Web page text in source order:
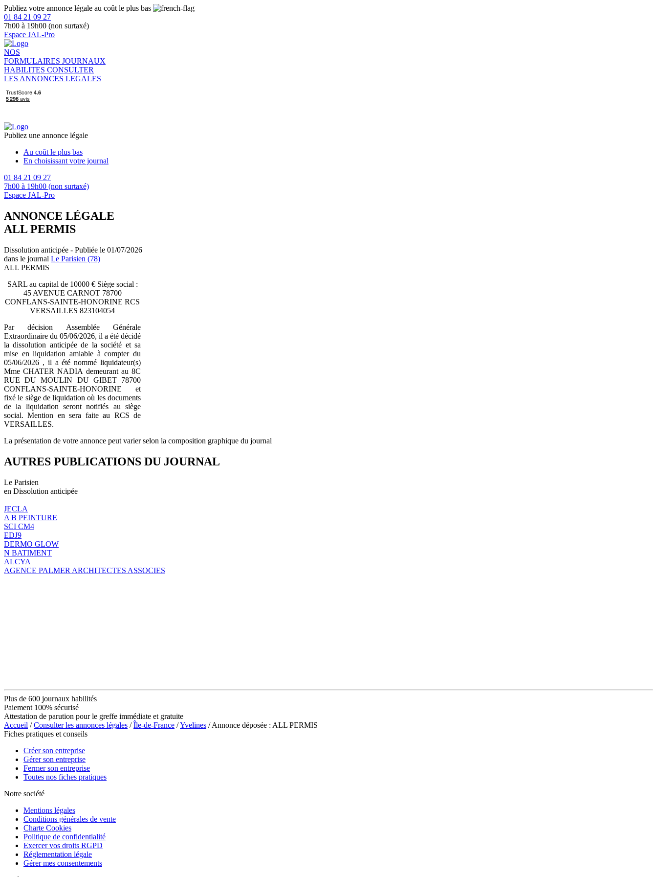
Publiez votre annonce légale au coût le plus bas
01 84 21 09 27
7h00 à 19h00 (non surtaxé)
Espace JAL-Pro
NOS
FORMULAIRES JOURNAUX
HABILITES CONSULTER
LES ANNONCES LEGALES
Publiez une annonce légale
Au coût le plus bas
En choisissant votre journal
01 84 21 09 27
7h00 à 19h00 (non surtaxé)
Espace JAL-Pro
ANNONCE LÉGALE
ALL PERMIS
Dissolution anticipée - Publiée le 01/07/2026
dans le journal Le Parisien (78)
ALL PERMIS
SARL au capital de 10000 € Siège social :
45 AVENUE CARNOT 78700
CONFLANS-SAINTE-HONORINE RCS
VERSAILLES 823104054
Par décision Assemblée Générale
Extraordinaire du 05/06/2026, il a été décidé
la dissolution anticipée de la société et sa
mise en liquidation amiable à compter du
05/06/2026 , il a été nommé liquidateur(s)
Mme CHATER NADIA demeurant au 8C
RUE DU MOULIN DU GIBET 78700
CONFLANS-SAINTE-HONORINE et
fixé le siège de liquidation où les documents
de la liquidation seront notifiés au siège
social. Mention en sera faite au RCS de
VERSAILLES.
La présentation de votre annonce peut varier selon la composition graphique du journal
AUTRES PUBLICATIONS DU JOURNAL
Le Parisien
en Dissolution anticipée
JECLA
A B PEINTURE
SCI CM4
EDJ9
DERMO GLOW
N BATIMENT
ALCYA
AGENCE PALMER ARCHITECTES ASSOCIES
Plus de 600 journaux habilités
Paiement 100% sécurisé
Attestation de parution pour le greffe immédiate et gratuite
Accueil /Consulter les annonces légales /Île-de-France /Yvelines / Annonce déposée : ALL PERMIS
Fiches pratiques et conseils
Créer son entreprise
Gérer son entreprise
Fermer son entreprise
Toutes nos fiches pratiques
Notre société
Mentions légales
Conditions générales de vente
Charte Cookies
Politique de confidentialité
Exercer vos droits RGPD
Réglementation légale
Gérer mes consentements